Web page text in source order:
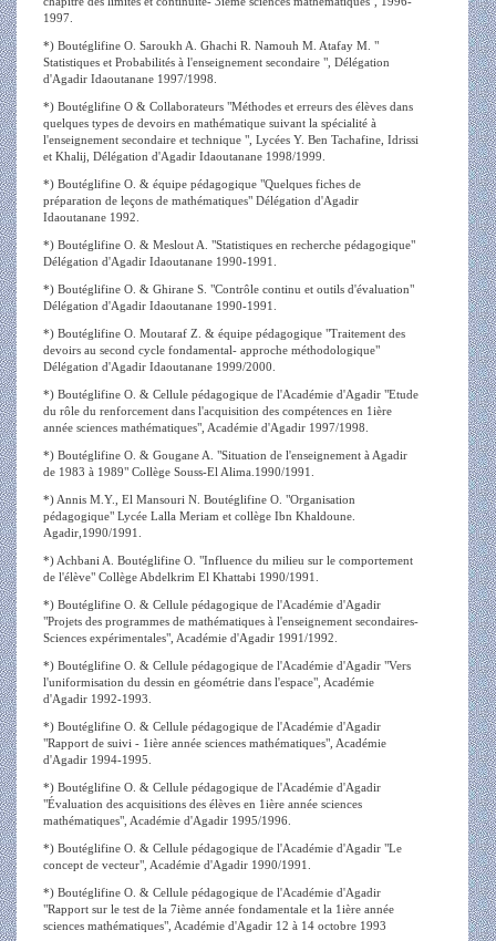
1997.
*) Boutéglifine O. Saroukh A. Ghachi R. Namouh M. Atafay M. "
Statistiques et Probabilités à l'enseignement secondaire ", Délégation
d'Agadir Idaoutanane 1997/1998.
*) Boutéglifine O & Collaborateurs "Méthodes et erreurs des élèves dans
quelques types de devoirs en mathématique suivant la spécialité à
l'enseignement secondaire et technique ", Lycées Y. Ben Tachafine, Idrissi
et Khalij, Délégation d'Agadir Idaoutanane 1998/1999.
*) Boutéglifine O. & équipe pédagogique "Quelques fiches de
préparation de leçons de mathématiques" Délégation d'Agadir
Idaoutanane 1992.
*) Boutéglifine O. & Meslout A. "Statistiques en recherche pédagogique"
Délégation d'Agadir Idaoutanane 1990-1991.
*) Boutéglifine O. & Ghirane S. "Contrôle continu et outils d'évaluation"
Délégation d'Agadir Idaoutanane 1990-1991.
*) Boutéglifine O. Moutaraf Z. & équipe pédagogique "Traitement des
devoirs au second cycle fondamental- approche méthodologique"
Délégation d'Agadir Idaoutanane 1999/2000.
*) Boutéglifine O. & Cellule pédagogique de l'Académie d'Agadir "Etude
du rôle du renforcement dans l'acquisition des compétences en 1ière
année sciences mathématiques", Académie d'Agadir 1997/1998.
*) Boutéglifine O. & Gougane A. "Situation de l'enseignement à Agadir
de 1983 à 1989" Collège Souss-El Alima.1990/1991.
*) Annis M.Y., El Mansouri N. Boutéglifine O. "Organisation
pédagogique" Lycée Lalla Meriam et collège Ibn Khaldoune.
Agadir,1990/1991.
*) Achbani A. Boutéglifine O. "Influence du milieu sur le comportement
de l'élève" Collège Abdelkrim El Khattabi 1990/1991.
*) Boutéglifine O. & Cellule pédagogique de l'Académie d'Agadir
"Projets des programmes de mathématiques à l'enseignement secondaires-
Sciences expérimentales", Académie d'Agadir 1991/1992.
*) Boutéglifine O. & Cellule pédagogique de l'Académie d'Agadir "Vers
l'uniformisation du dessin en géométrie dans l'espace", Académie
d'Agadir 1992-1993.
*) Boutéglifine O. & Cellule pédagogique de l'Académie d'Agadir
"Rapport de suivi - 1ière année sciences mathématiques", Académie
d'Agadir 1994-1995.
*) Boutéglifine O. & Cellule pédagogique de l'Académie d'Agadir
"Évaluation des acquisitions des élèves en 1ière année sciences
mathématiques", Académie d'Agadir 1995/1996.
*) Boutéglifine O. & Cellule pédagogique de l'Académie d'Agadir "Le
concept de vecteur", Académie d'Agadir 1990/1991.
*) Boutéglifine O. & Cellule pédagogique de l'Académie d'Agadir
"Rapport sur le test de la 7ième année fondamentale et la 1ière année
sciences mathématiques", Académie d'Agadir 12 à 14 octobre 1993